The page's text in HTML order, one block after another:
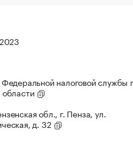
налоговой службы
обл., г. Пенза, ул.
д. 32